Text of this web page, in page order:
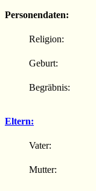
Personendaten:
Religion:
Geburt:
Begräbnis:
Eltern:
Vater:
Mutter: